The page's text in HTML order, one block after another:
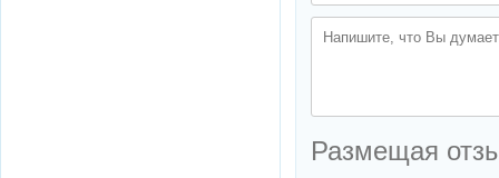
Размещая